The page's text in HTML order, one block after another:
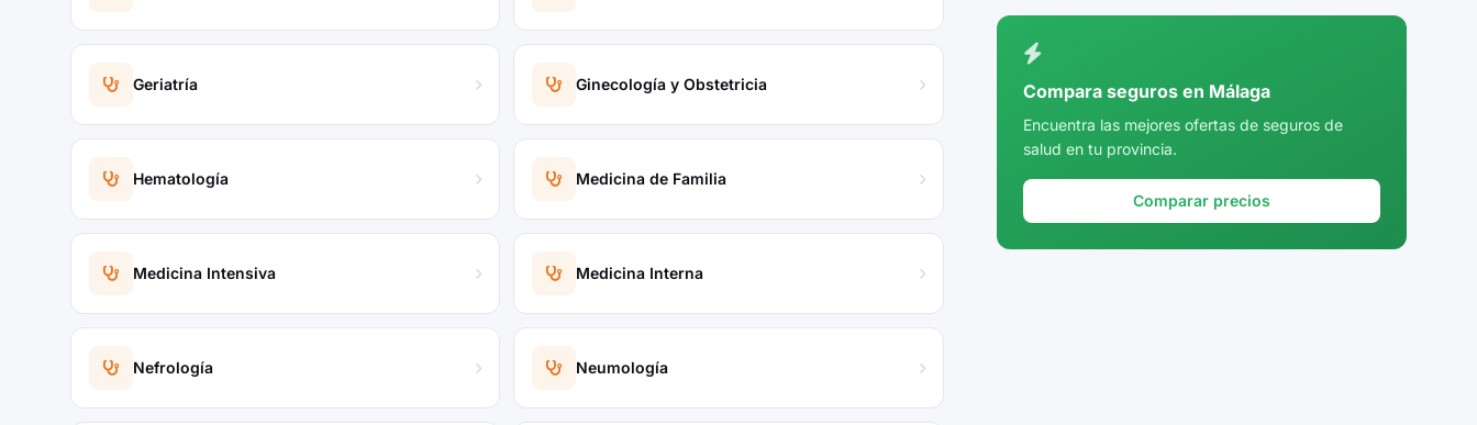
Geriatría Ginecología y Obstetricia
Hematología Medicina de Familia
Medicina Intensiva Medicina Interna
Nefrología Neumología
Córdoba
Cuenca
Girona
Compara seguros en Málaga
Encuentra las mejores ofertas de seguros de
salud en tu provincia.
Comparar precios